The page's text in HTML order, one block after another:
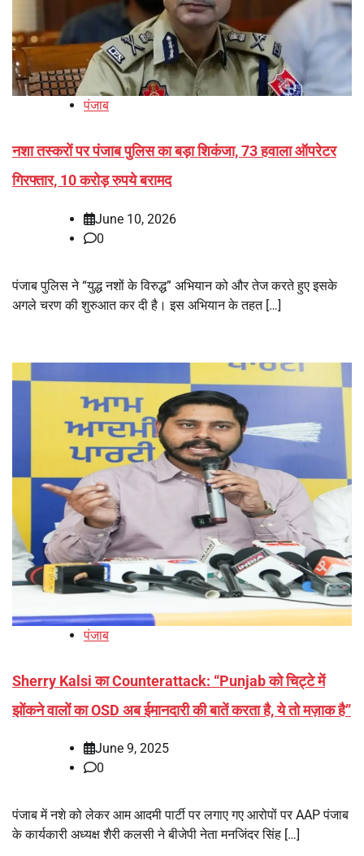
पंजाब
नशा तस्करों पर पंजाब पुलिस का बड़ा शिकंजा, 73 हवाला ऑपरेटर
गिरफ्तार, 10 करोड़ रुपये बरामद
June 10, 2026
0
पंजाब पुलिस ने “युद्ध नशों के विरुद्ध” अभियान को और तेज करते हुए इसके
अगले चरण की शुरुआत कर दी है। इस अभियान के तहत […]
पंजाब
Sherry Kalsi का Counterattack: “Punjab को चिट्टे में
झोंकने वालों का OSD अब ईमानदारी की बातें करता है, ये तो मज़ाक है”
June 9, 2025
0
पंजाब में नशे को लेकर आम आदमी पार्टी पर लगाए गए आरोपों पर AAP पंजाब
के कार्यकारी अध्यक्ष शैरी कलसी ने बीजेपी नेता मनजिंदर सिंह […]